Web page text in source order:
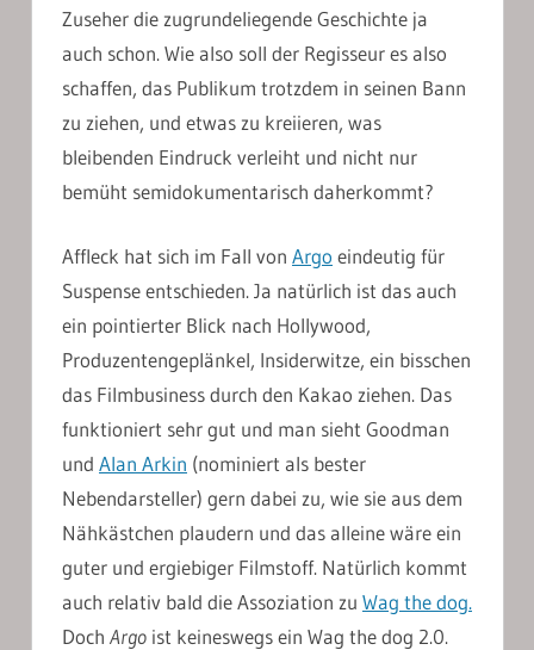
Zuseher die zugrundeliegende Geschichte ja
auch schon. Wie also soll der Regisseur es also
schaffen, das Publikum trotzdem in seinen Bann
zu ziehen, und etwas zu kreiieren, was
bleibenden Eindruck verleiht und nicht nur
bemüht semidokumentarisch daherkommt?
Affleck hat sich im Fall von Argo eindeutig für
Suspense entschieden. Ja natürlich ist das auch
ein pointierter Blick nach Hollywood,
Produzentengeplänkel, Insiderwitze, ein bisschen
das Filmbusiness durch den Kakao ziehen. Das
funktioniert sehr gut und man sieht Goodman
und Alan Arkin (nominiert als bester
Nebendarsteller) gern dabei zu, wie sie aus dem
Nähkästchen plaudern und das alleine wäre ein
guter und ergiebiger Filmstoff. Natürlich kommt
auch relativ bald die Assoziation zu Wag the dog.
Doch Argo ist keineswegs ein Wag the dog 2.0.